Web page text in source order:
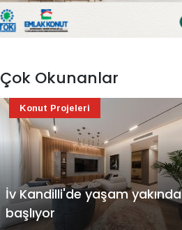
Çok Okunanlar
İv Kandilli'de yaşam yakında
başlıyor
Konut Projeleri